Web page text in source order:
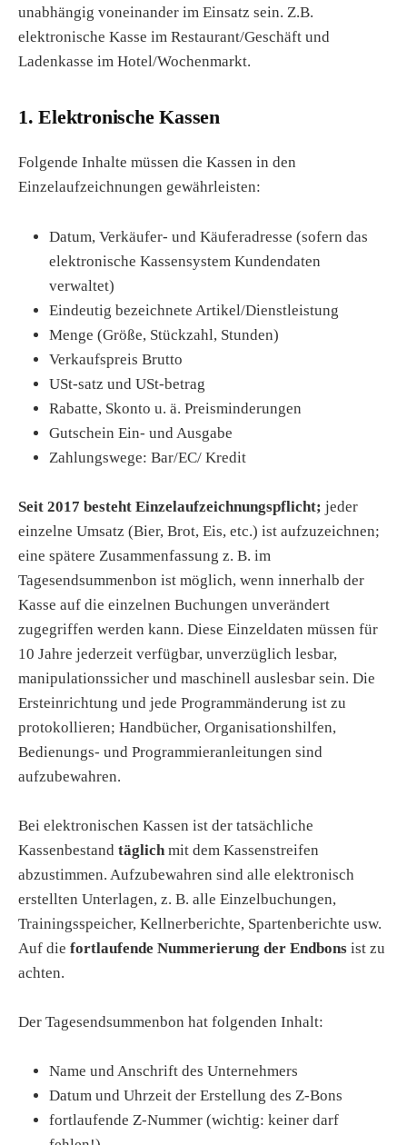
unabhängig voneinander im Einsatz sein. Z.B.
elektronische Kasse im Restaurant/Geschäft und
Ladenkasse im Hotel/Wochenmarkt.
1. Elektronische Kassen
Folgende Inhalte müssen die Kassen in den
Einzelaufzeichnungen gewährleisten:
Datum, Verkäufer- und Käuferadresse (sofern das
elektronische Kassensystem Kundendaten
verwaltet)
Eindeutig bezeichnete Artikel/Dienstleistung
Menge (Größe, Stückzahl, Stunden)
Verkaufspreis Brutto
USt-satz und USt-betrag
Rabatte, Skonto u. ä. Preisminderungen
Gutschein Ein- und Ausgabe
Zahlungswege: Bar/EC/ Kredit
Seit 2017 besteht Einzelaufzeichnungspflicht; jeder
einzelne Umsatz (Bier, Brot, Eis, etc.) ist aufzuzeichnen;
eine spätere Zusammenfassung z. B. im
Tagesendsummenbon ist möglich, wenn innerhalb der
Kasse auf die einzelnen Buchungen unverändert
zugegriffen werden kann. Diese Einzeldaten müssen für
10 Jahre jederzeit verfügbar, unverzüglich lesbar,
manipulationssicher und maschinell auslesbar sein. Die
Ersteinrichtung und jede Programmänderung ist zu
protokollieren; Handbücher, Organisationshilfen,
Bedienungs- und Programmieranleitungen sind
aufzubewahren.
Bei elektronischen Kassen ist der tatsächliche
Kassenbestand täglichmit dem Kassenstreifen
abzustimmen. Aufzubewahren sind alle elektronisch
erstellten Unterlagen, z. B. alle Einzelbuchungen,
Trainingsspeicher, Kellnerberichte, Spartenberichte usw.
Auf die fortlaufende Nummerierung der Endbons ist zu
achten.
Der Tagesendsummenbon hat folgenden Inhalt:
Name und Anschrift des Unternehmers
Datum und Uhrzeit der Erstellung des Z-Bons
fortlaufende Z-Nummer (wichtig: keiner darf